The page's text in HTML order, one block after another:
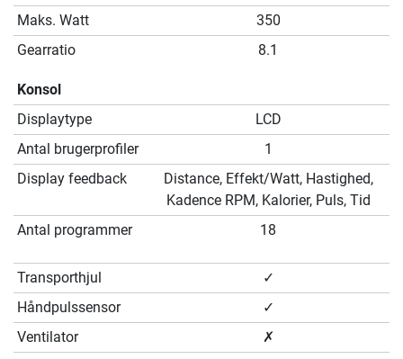
Maks. Watt
350
Gearratio
8.1
Konsol
Displaytype
LCD
Antal brugerprofiler
1
Display feedback
Distance, Effekt/Watt, Hastighed,
Kadence RPM, Kalorier, Puls, Tid
Antal programmer
18
Transporthjul
✓
Håndpulssensor
✓
Ventilator
✗